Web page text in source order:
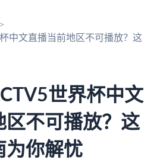
中文直播当前地区不可播放？这
世界杯中文
区不可播放？这
为你解忧